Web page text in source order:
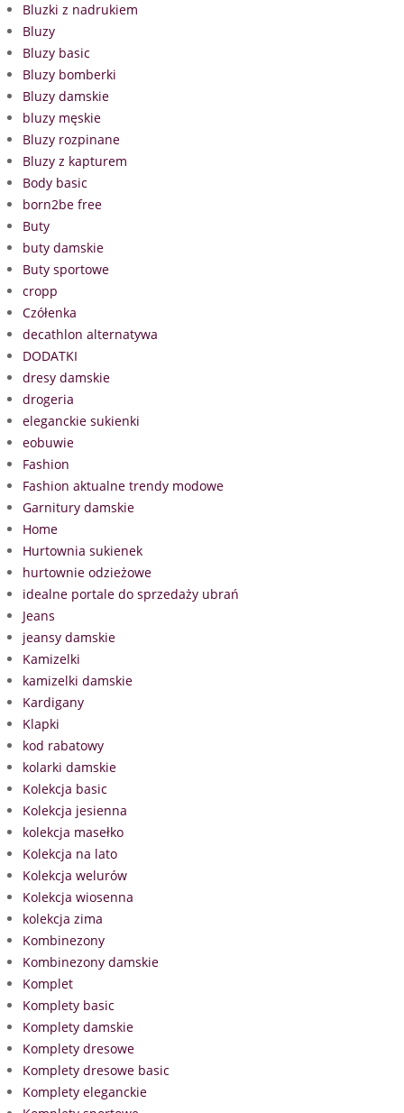
Bluzki z nadrukiem
Bluzy
Bluzy basic
Bluzy bomberki
Bluzy damskie
bluzy męskie
Bluzy rozpinane
Bluzy z kapturem
Body basic
born2be free
Buty
buty damskie
Buty sportowe
cropp
Czółenka
decathlon alternatywa
DODATKI
dresy damskie
drogeria
eleganckie sukienki
eobuwie
Fashion
Fashion aktualne trendy modowe
Garnitury damskie
Home
Hurtownia sukienek
hurtownie odzieżowe
idealne portale do sprzedaży ubrań
Jeans
jeansy damskie
Kamizelki
kamizelki damskie
Kardigany
Klapki
kod rabatowy
kolarki damskie
Kolekcja basic
Kolekcja jesienna
kolekcja masełko
Kolekcja na lato
Kolekcja welurów
Kolekcja wiosenna
kolekcja zima
Kombinezony
Kombinezony damskie
Komplet
Komplety basic
Komplety damskie
Komplety dresowe
Komplety dresowe basic
Komplety eleganckie